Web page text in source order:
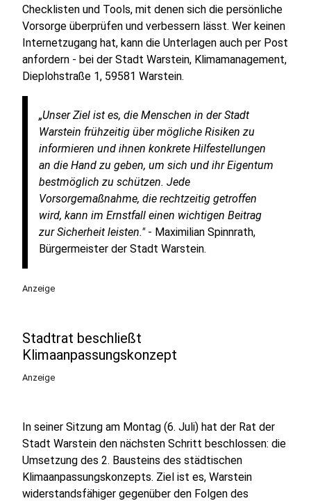
Checklisten und Tools, mit denen sich die persönliche
Vorsorge überprüfen und verbessern lässt. Wer keinen
Internetzugang hat, kann die Unterlagen auch per Post
anfordern - bei der Stadt Warstein, Klimamanagement,
Dieplohstraße 1, 59581 Warstein.
„Unser Ziel ist es, die Menschen in der Stadt
Warstein frühzeitig über mögliche Risiken zu
informieren und ihnen konkrete Hilfestellungen
an die Hand zu geben, um sich und ihr Eigentum
bestmöglich zu schützen. Jede
Vorsorgemaßnahme, die rechtzeitig getroffen
wird, kann im Ernstfall einen wichtigen Beitrag
zur Sicherheit leisten."- Maximilian Spinnrath,
Bürgermeister der Stadt Warstein.
Anzeige
Stadtrat beschließt
Klimaanpassungskonzept
Anzeige
In seiner Sitzung am Montag (6. Juli) hat der Rat der
Stadt Warstein den nächsten Schritt beschlossen: die
Umsetzung des 2. Bausteins des städtischen
Klimaanpassungskonzepts. Ziel ist es, Warstein
widerstandsfähiger gegenüber den Folgen des